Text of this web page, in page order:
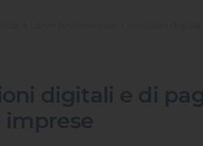
digitali e di
imprese